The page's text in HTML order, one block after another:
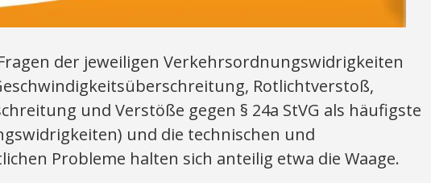
der jeweiligen Verkehrsordnungswidrigkeiten
Rotlichtverstoß,
und Verstöße gegen § 24a StVG als häufigste
und die technischen und
Probleme halten sich anteilig etwa die Waage.